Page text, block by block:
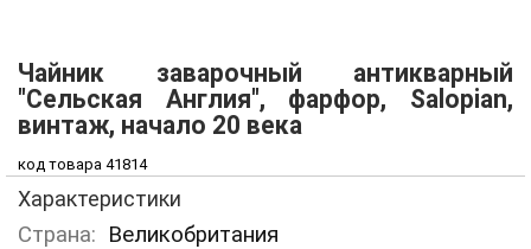
Чайник заварочный антикварный
"Сельская Англия", фарфор, Salopian,
винтаж, начало 20 века
код товара 41814
Характеристики
Страна: Великобритания